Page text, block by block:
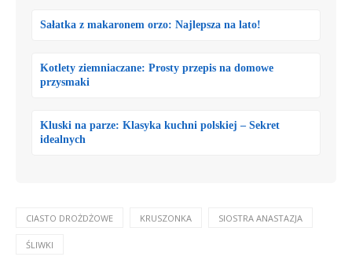
Sałatka z makaronem orzo: Najlepsza na lato!
Kotlety ziemniaczane: Prosty przepis na domowe
przysmaki
Kluski na parze: Klasyka kuchni polskiej – Sekret
idealnych
CIASTO DROŻDŻOWE KRUSZONKA SIOSTRA ANASTAZJA
ŚLIWKI